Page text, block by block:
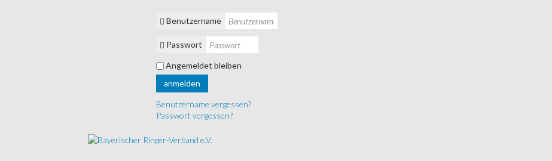
Benutzername
Passwort
Angemeldet bleiben
anmelden
Benutzername vergessen?
Passwort vergessen?